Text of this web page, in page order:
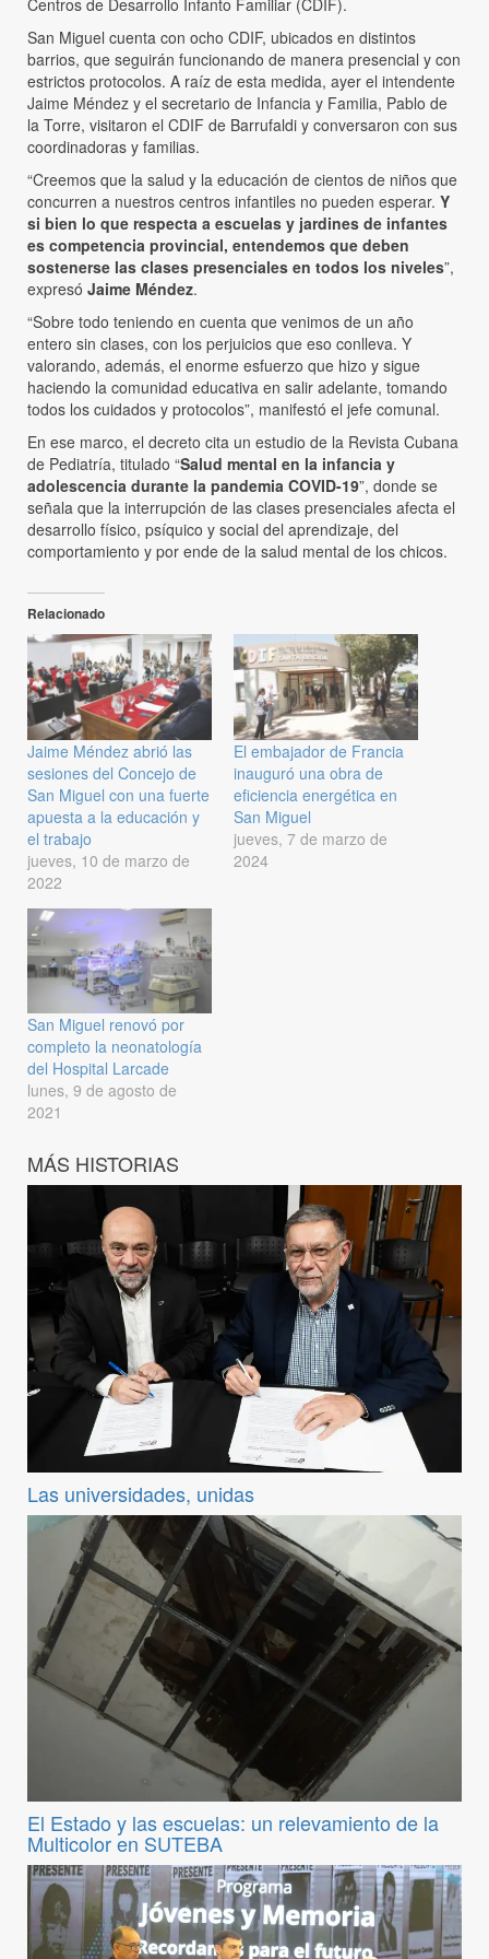
Centros de Desarrollo Infanto Familiar (CDIF).
San Miguel cuenta con ocho CDIF, ubicados en distintos
barrios, que seguirán funcionando de manera presencial y con
estrictos protocolos. A raíz de esta medida, ayer el intendente
Jaime Méndez y el secretario de Infancia y Familia, Pablo de
la Torre, visitaron el CDIF de Barrufaldi y conversaron con sus
coordinadoras y familias.
“Creemos que la salud y la educación de cientos de niños que
concurren a nuestros centros infantiles no pueden esperar. Y
si bien lo que respecta a escuelas y jardines de infantes
es competencia provincial, entendemos que deben
sostenerse las clases presenciales en todos los niveles”,
expresó Jaime Méndez.
“Sobre todo teniendo en cuenta que venimos de un año
entero sin clases, con los perjuicios que eso conlleva. Y
valorando, además, el enorme esfuerzo que hizo y sigue
haciendo la comunidad educativa en salir adelante, tomando
todos los cuidados y protocolos”, manifestó el jefe comunal.
En ese marco, el decreto cita un estudio de la Revista Cubana
de Pediatría, titulado “Salud mental en la infancia y
adolescencia durante la pandemia COVID-19”, donde se
señala que la interrupción de las clases presenciales afecta el
desarrollo físico, psíquico y social del aprendizaje, del
comportamiento y por ende de la salud mental de los chicos.
Relacionado
Jaime Méndez abrió las
sesiones del Concejo de
San Miguel con una fuerte
apuesta a la educación y
el trabajo
jueves, 10 de marzo de
2022
El embajador de Francia
inauguró una obra de
eficiencia energética en
San Miguel
jueves, 7 de marzo de
2024
San Miguel renovó por
completo la neonatología
del Hospital Larcade
lunes, 9 de agosto de
2021
MÁS HISTORIAS
Las universidades, unidas
El Estado y las escuelas: un relevamiento de la
Multicolor en SUTEBA